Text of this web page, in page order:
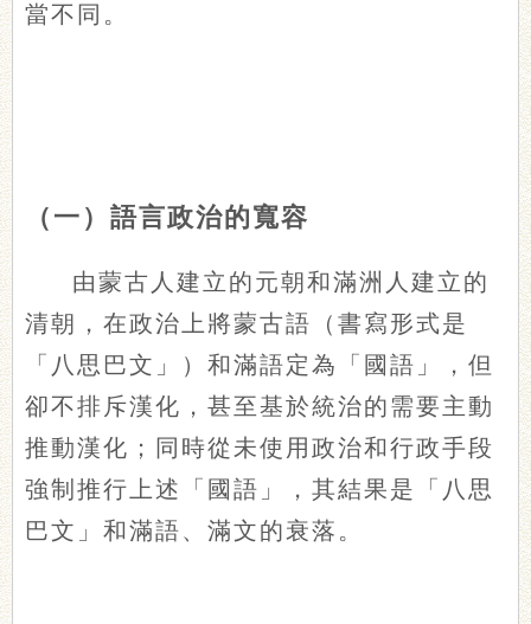
當不同。
（一）語言政治的寬容
由蒙古人建立的元朝和滿洲人建立的
清朝，在政治上將蒙古語（書寫形式是
「八思巴文」）和滿語定為「國語」，但
卻不排斥漢化，甚至基於統治的需要主動
推動漢化；同時從未使用政治和行政手段
強制推行上述「國語」，其結果是「八思
巴文」和滿語、滿文的衰落。